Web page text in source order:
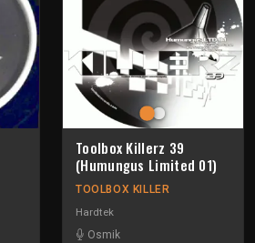
Toolbox Killerz 39
(Humungus Limited 01)
TOOLBOX KILLER
Hardtek
Osmik